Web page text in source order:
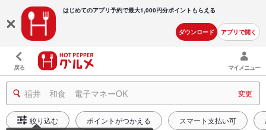
はじめてのアプリ予約で最大1,000円分ポイントもらえる
ダウンロード アプリで開く
戻る マイメニュー
福井 和食 電子マネーOK 変更
絞り込む ポイントがつかえる スマート支払い可